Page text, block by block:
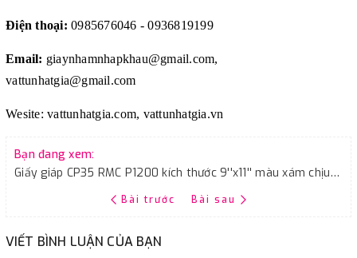
Điện thoại: 0985676046 - 0936819199
Email: giaynhamnhapkhau@gmail.com,
vattunhatgia@gmail.com
Wesite: vattunhatgia.com, vattunhatgia.vn
Bạn đang xem:
Giấy giáp CP35 RMC P1200 kích thước 9''x11'' màu xám chịu nước
Bài trước Bài sau
VIẾT BÌNH LUẬN CỦA BẠN